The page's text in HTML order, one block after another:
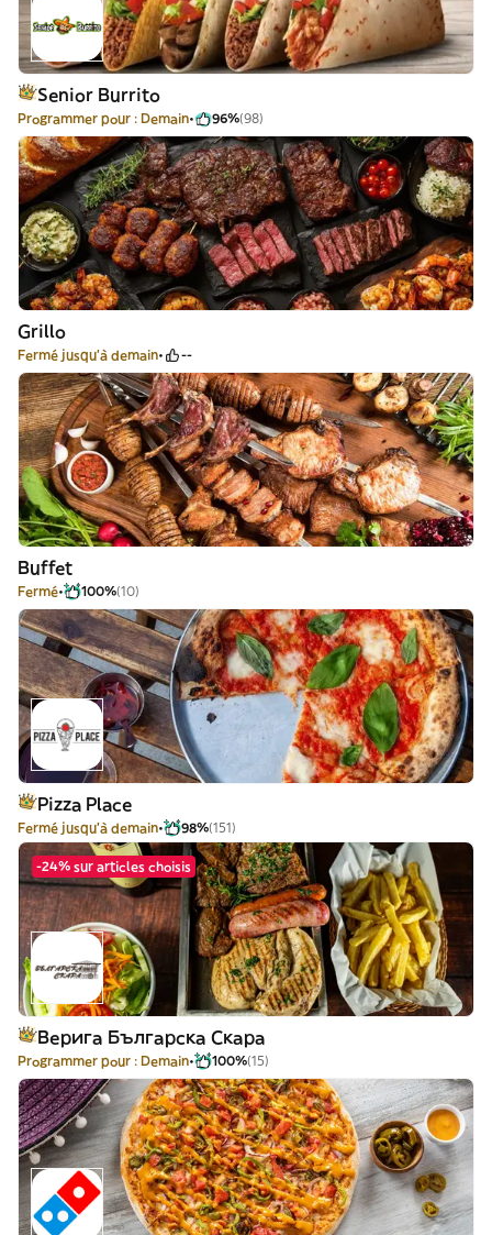
Senior Burrito
Programmer pour : Demain 96%(98)
Grillo
Fermé jusqu'à demain --
Buffet
Fermé 100%(10)
Pizza Place
Fermé jusqu'à demain 98%(151)
-24% sur articles choisis
Верига Българска Скара
Programmer pour : Demain 100%(15)